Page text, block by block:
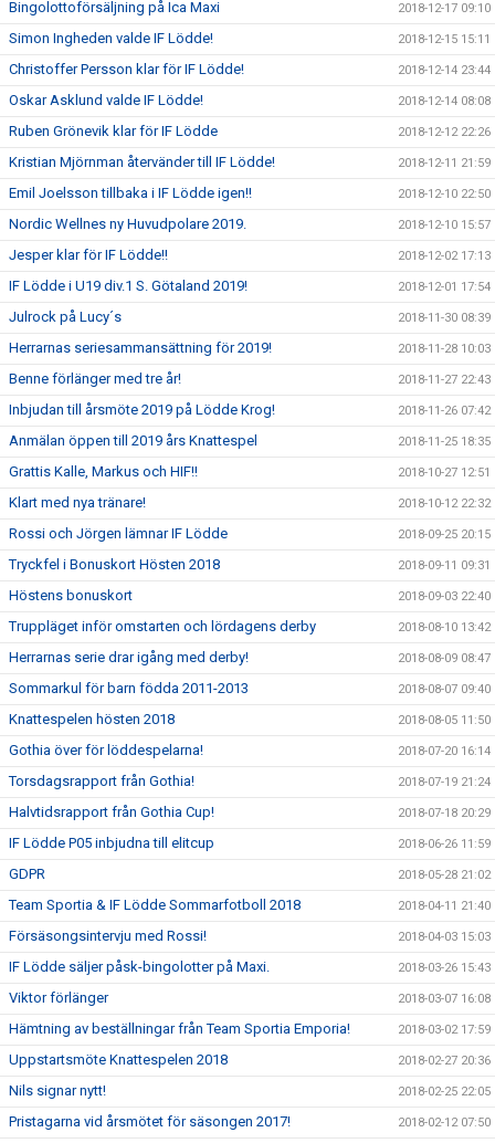
Bingolottoförsäljning på Ica Maxi 2018-12-17 09:10
Simon Ingheden valde IF Lödde! 2018-12-15 15:11
Christoffer Persson klar för IF Lödde! 2018-12-14 23:44
Oskar Asklund valde IF Lödde! 2018-12-14 08:08
Ruben Grönevik klar för IF Lödde 2018-12-12 22:26
Kristian Mjörnman återvänder till IF Lödde! 2018-12-11 21:59
Emil Joelsson tillbaka i IF Lödde igen!! 2018-12-10 22:50
Nordic Wellnes ny Huvudpolare 2019. 2018-12-10 15:57
Jesper klar för IF Lödde!! 2018-12-02 17:13
IF Lödde i U19 div.1 S. Götaland 2019! 2018-12-01 17:54
Julrock på Lucy´s 2018-11-30 08:39
Herrarnas seriesammansättning för 2019! 2018-11-28 10:03
Benne förlänger med tre år! 2018-11-27 22:43
Inbjudan till årsmöte 2019 på Lödde Krog! 2018-11-26 07:42
Anmälan öppen till 2019 års Knattespel 2018-11-25 18:35
Grattis Kalle, Markus och HIF!! 2018-10-27 12:51
Klart med nya tränare! 2018-10-12 22:32
Rossi och Jörgen lämnar IF Lödde 2018-09-25 20:15
Tryckfel i Bonuskort Hösten 2018 2018-09-11 09:31
Höstens bonuskort 2018-09-03 22:40
Truppläget inför omstarten och lördagens derby 2018-08-10 13:42
Herrarnas serie drar igång med derby! 2018-08-09 08:47
Sommarkul för barn födda 2011-2013 2018-08-07 09:40
Knattespelen hösten 2018 2018-08-05 11:50
Gothia över för löddespelarna! 2018-07-20 16:14
Torsdagsrapport från Gothia! 2018-07-19 21:24
Halvtidsrapport från Gothia Cup! 2018-07-18 20:29
IF Lödde P05 inbjudna till elitcup 2018-06-26 11:59
GDPR 2018-05-28 21:02
Team Sportia & IF Lödde Sommarfotboll 2018 2018-04-11 21:40
Försäsongsintervju med Rossi! 2018-04-03 15:03
IF Lödde säljer påsk-bingolotter på Maxi. 2018-03-26 15:43
Viktor förlänger 2018-03-07 16:08
Hämtning av beställningar från Team Sportia Emporia! 2018-03-02 17:59
Uppstartsmöte Knattespelen 2018 2018-02-27 20:36
Nils signar nytt! 2018-02-25 22:05
Pristagarna vid årsmötet för säsongen 2017! 2018-02-12 07:50